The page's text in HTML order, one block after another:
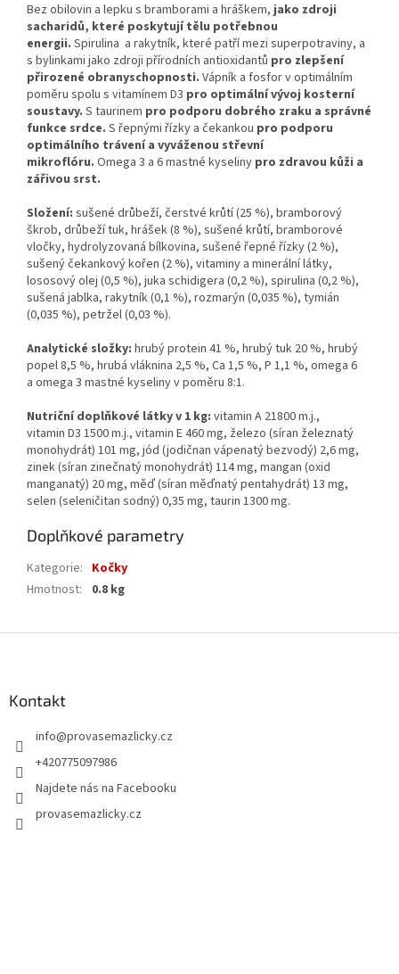
Bez obilovin a lepku s bramborami a hráškem, jako zdroji
sacharidů, které poskytují tělu potřebnou
energii. Spirulina a rakytník, které patří mezi superpotraviny, a
s bylinkami jako zdroji přírodních antioxidantů pro zlepšení
přirozené obranyschopnosti. Vápník a fosfor v optimálním
poměru spolu s vitamínem D3 pro optimální vývoj kosterní
soustavy. S taurinem pro podporu dobrého zraku a správné
funkce srdce. S řepnými řízky a čekankou pro podporu
optimálního trávení a vyváženou střevní
mikroflóru. Omega 3 a 6 mastné kyseliny pro zdravou kůži a
zářivou srst.
Složení: sušené drůbeží, čerstvé krůtí (25 %), bramborový
škrob, drůbeží tuk, hrášek (8 %), sušené krůtí, bramborové
vločky, hydrolyzovaná bílkovina, sušené řepné řízky (2 %),
sušený čekankový kořen (2 %), vitaminy a minerální látky,
lososový olej (0,5 %), juka schidigera (0,2 %), spirulina (0,2 %),
sušená jablka, rakytník (0,1 %), rozmarýn (0,035 %), tymián
(0,035 %), petržel (0,03 %).
Analytické složky: hrubý protein 41 %, hrubý tuk 20 %, hrubý
popel 8,5 %, hrubá vláknina 2,5 %, Ca 1,5 %, P 1,1 %, omega 6
a omega 3 mastné kyseliny v poměru 8:1.
Nutriční doplňkové látky v 1 kg: vitamin A 21800 m.j.,
vitamin D3 1500 m.j., vitamin E 460 mg, železo (síran železnatý
monohydrát) 101 mg, jód (jodičnan vápenatý bezvodý) 2,6 mg,
zinek (síran zinečnatý monohydrát) 114 mg, mangan (oxid
manganatý) 20 mg, měď (síran měďnatý pentahydrát) 13 mg,
selen (seleničitan sodný) 0,35 mg, taurin 1300 mg.
Doplňkové parametry
Kategorie: Kočky
Hmotnost: 0.8 kg
Kontakt
info@provasemazlicky.cz
+420775097986
Najdete nás na Facebooku
provasemazlicky.cz